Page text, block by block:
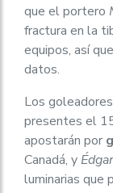
que el portero
fractura en la
equipos, así
datos.
Los
presentes el
apostarán por
Canadá, y
luminarias que